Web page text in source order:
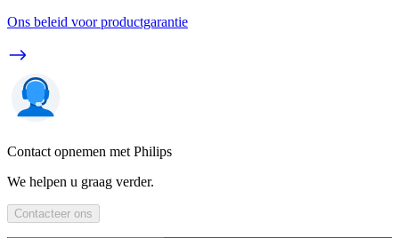
Ons beleid voor productgarantie
Contact opnemen met Philips
We helpen u graag verder.
Contacteer ons